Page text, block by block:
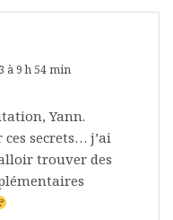
à 9 h 54 min
Yann.
secrets… j’ai
trouver des